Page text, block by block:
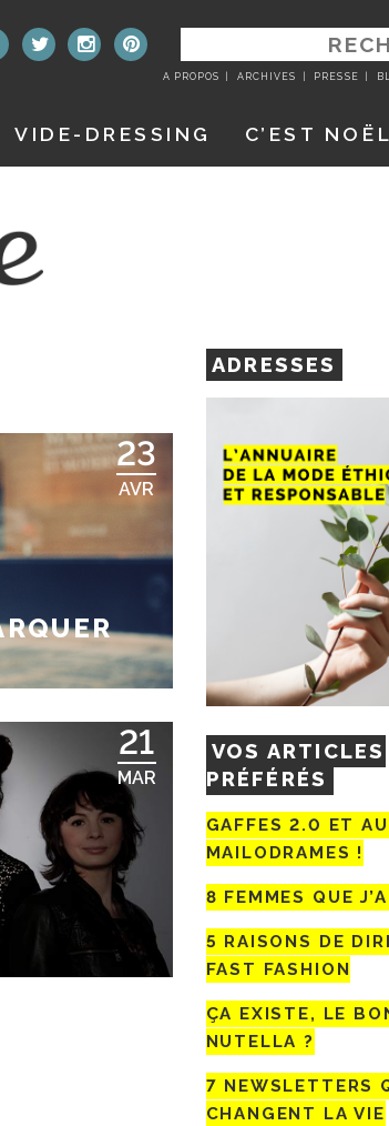
RECHERCHER
:
A PROPOS ARCHIVES PRESSE
VIDE-DRESSING C’EST
23
AVR
21
MAR
ADRESSES
VOS ARTICLES
PRÉFÉRÉS
GAFFES 2.0 ET
MAILODRAMES !
8 FEMMES QUE
5 RAISONS DE
FAST FASHION
ÇA EXISTE, LE
NUTELLA ?
7 NEWSLETTERS
CHANGENT LA VIE